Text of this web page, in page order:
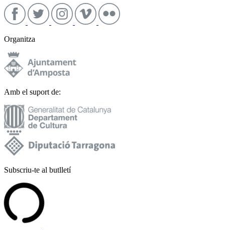
Organitza
Amb el suport de:
Subscriu-te al butlletí